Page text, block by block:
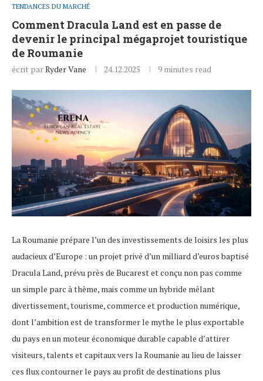
TENDANCES DU MARCHÉ
Comment Dracula Land est en passe de
devenir le principal mégaprojet touristique
de Roumanie
écrit parRyder Vane 24.12.2025 9 minutes read
La Roumanie prépare l’un des investissements de loisirs les plus
audacieux d’Europe : un projet privé d’un milliard d’euros baptisé
Dracula Land, prévu près de Bucarest et conçu non pas comme
un simple parc à thème, mais comme un hybride mêlant
divertissement, tourisme, commerce et production numérique,
dont l’ambition est de transformer le mythe le plus exportable
du pays en un moteur économique durable capable d’attirer
visiteurs, talents et capitaux vers la Roumanie au lieu de laisser
ces flux contourner le pays au profit de destinations plus